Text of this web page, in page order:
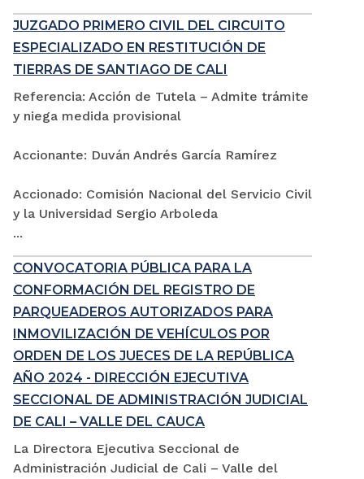
JUZGADO PRIMERO CIVIL DEL CIRCUITO
ESPECIALIZADO EN RESTITUCIÓN DE
TIERRAS DE SANTIAGO DE CALI
Referencia: Acción de Tutela – Admite trámite
y niega medida provisional
Accionante: Duván Andrés García Ramírez
Accionado: Comisión Nacional del Servicio Civil
y la Universidad Sergio Arboleda
...
CONVOCATORIA PÚBLICA PARA LA
CONFORMACIÓN DEL REGISTRO DE
PARQUEADEROS AUTORIZADOS PARA
INMOVILIZACIÓN DE VEHÍCULOS POR
ORDEN DE LOS JUECES DE LA REPÚBLICA
AÑO 2024 - DIRECCIÓN EJECUTIVA
SECCIONAL DE ADMINISTRACIÓN JUDICIAL
DE CALI – VALLE DEL CAUCA
La Directora Ejecutiva Seccional de
Administración Judicial de Cali – Valle del